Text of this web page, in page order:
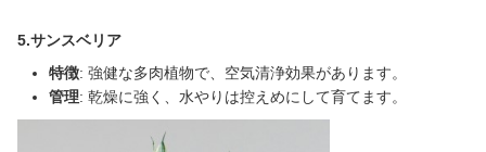
5.サンスベリア
特徴: 強健な多肉植物で、空気清浄効果があります。
管理: 乾燥に強く、水やりは控えめにして育てます。